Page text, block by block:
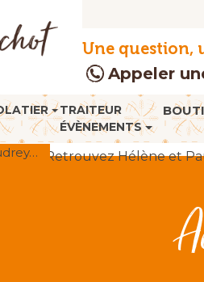
Une question,
Appeler
TRAITEUR
ÉVÈNEMENTS
> Retrouvez Hélène et